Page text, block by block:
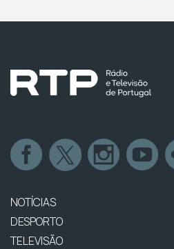
NOTÍCIAS
DESPORTO
TELEVISÃO